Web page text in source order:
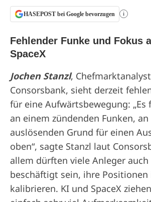
HASEPOST bei Google bevorzugen i
Fehlender Funke und Fokus
SpaceX
Jochen Stanzl,
Consorsbank, sieht derzeit
für eine Aufwärtsbewegung: „Es
an einem zündenden Funken,
auslösenden Grund für einen
oben“, sagte Stanzl laut
allem dürften viele Anleger
beschäftigt sein, ihre Positionen
kalibrieren. KI und SpaceX